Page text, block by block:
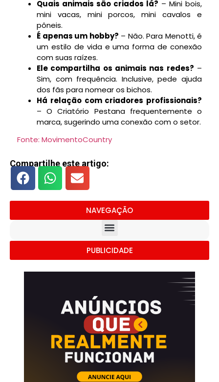
Quais animais são criados lá? – Mini bois,
mini vacas, mini porcos, mini cavalos e
pôneis.
É apenas um hobby? – Não. Para Menotti, é
um estilo de vida e uma forma de conexão
com suas raízes.
Ele compartilha os animais nas redes? –
Sim, com frequência. Inclusive, pede ajuda
dos fãs para nomear os bichos.
Há relação com criadores profissionais?
– O Criatório Pestana frequentemente o
marca, sugerindo uma conexão com o setor.
Fonte: MovimentoCountry
Compartilhe este artigo:
NAVEGAÇÃO
PUBLICIDADE